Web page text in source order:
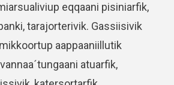
eqqaani pisiniarfik,
tarajorterivik. Gassiisivik
aappaaniillutik
atuarfik,